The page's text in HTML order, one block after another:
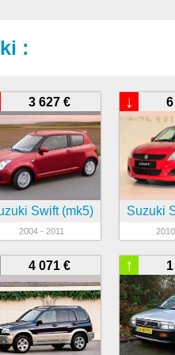
:
3 627 €
Swift (mk5)
2004 - 2011
↓
Suzuki
4 071 € ↑